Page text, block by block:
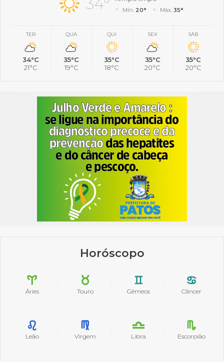
34° Mín. 20° Máx. 35°
TER
34°C
21°C
QUA
35°C
19°C
QUI
35°C
18°C
SEX
35°C
20°C
SÁB
35°C
20°C
Horóscopo
Áries Touro Gêmeos Câncer
Leão Virgem Libra Escorpião